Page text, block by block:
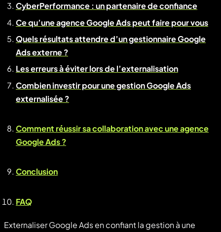
CyberPerformance : un partenaire de confiance
Ce qu’une agence Google Ads peut faire pour vous
Quels résultats attendre d’un gestionnaire Google
Ads externe ?
Les erreurs à éviter lors de l’externalisation
Combien investir pour une gestion Google Ads
externalisée ?
Comment réussir sa collaboration avec une agence
Google Ads ?
Conclusion
FAQ
Externaliser Google Ads en confiant la gestion à une